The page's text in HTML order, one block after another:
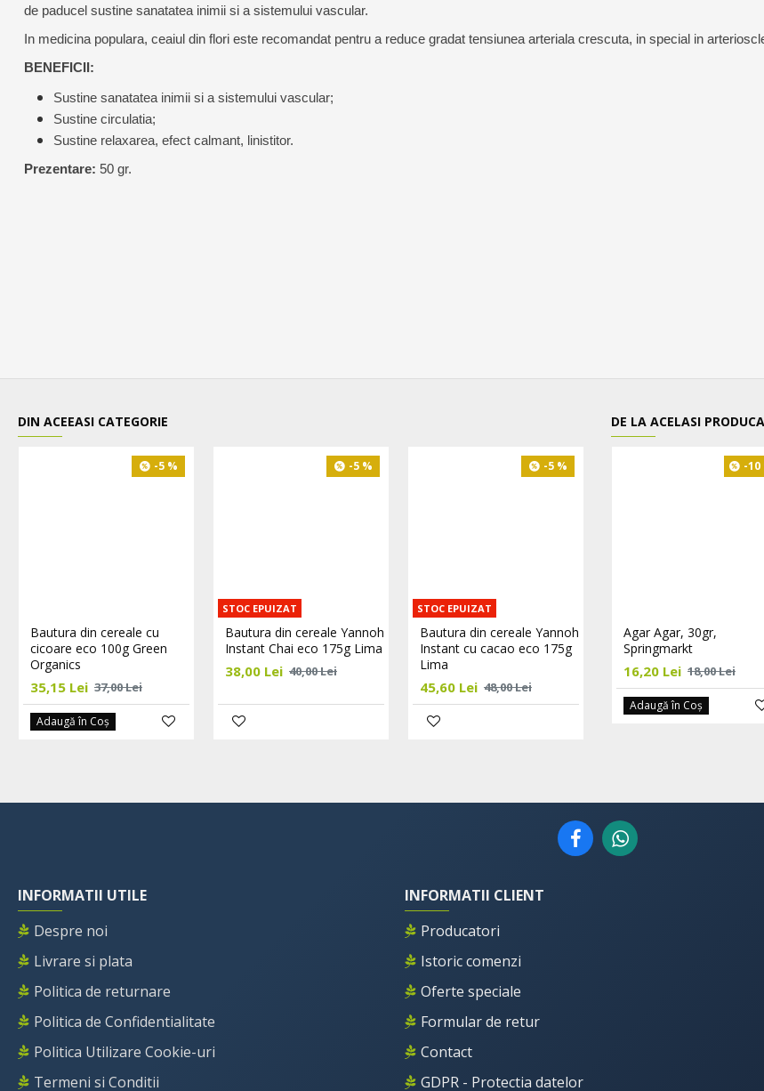
de paducel sustine sanatatea inimii si a sistemului vascular.
In medicina populara, ceaiul din flori este recomandat pentru a reduce gradat tensiunea arteriala crescuta, in special in
BENEFICII:
Sustine sanatatea inimii si a sistemului vascular;
Sustine circulatia;
Sustine relaxarea, efect calmant, linistitor.
Prezentare: 50 gr.
DIN ACEEASI CATEGORIE
-5 %
Bautura din cereale cu
cicoare eco 100g Green
Organics
35,15 Lei 37,00 Lei
Adaugă în Coş
-5 %
STOC EPUIZAT
Bautura din cereale Yannoh
Instant Chai eco 175g Lima
38,00 Lei 40,00 Lei
-5 %
STOC EPUIZAT
Bautura din cereale Yannoh
Instant cu cacao eco 175g
Lima
45,60 Lei 48,00 Lei
-5 %
Bautura din cereale
Instant cu spelta eco 90g
Lima
34,20 Lei 36,00 Lei
DE LA ACELASI
-10
Agar Agar, 30gr,
Springmarkt
16,20 Lei 18,00 Lei
Adaugă în Coş
INFORMATII UTILE
Despre noi
Livrare si plata
Politica de returnare
Politica de Confidentialitate
Politica Utilizare Cookie-uri
Termeni si Conditii
INFORMATII CLIENT
Producatori
Istoric comenzi
Oferte speciale
Formular de retur
Contact
GDPR - Protectia datelor